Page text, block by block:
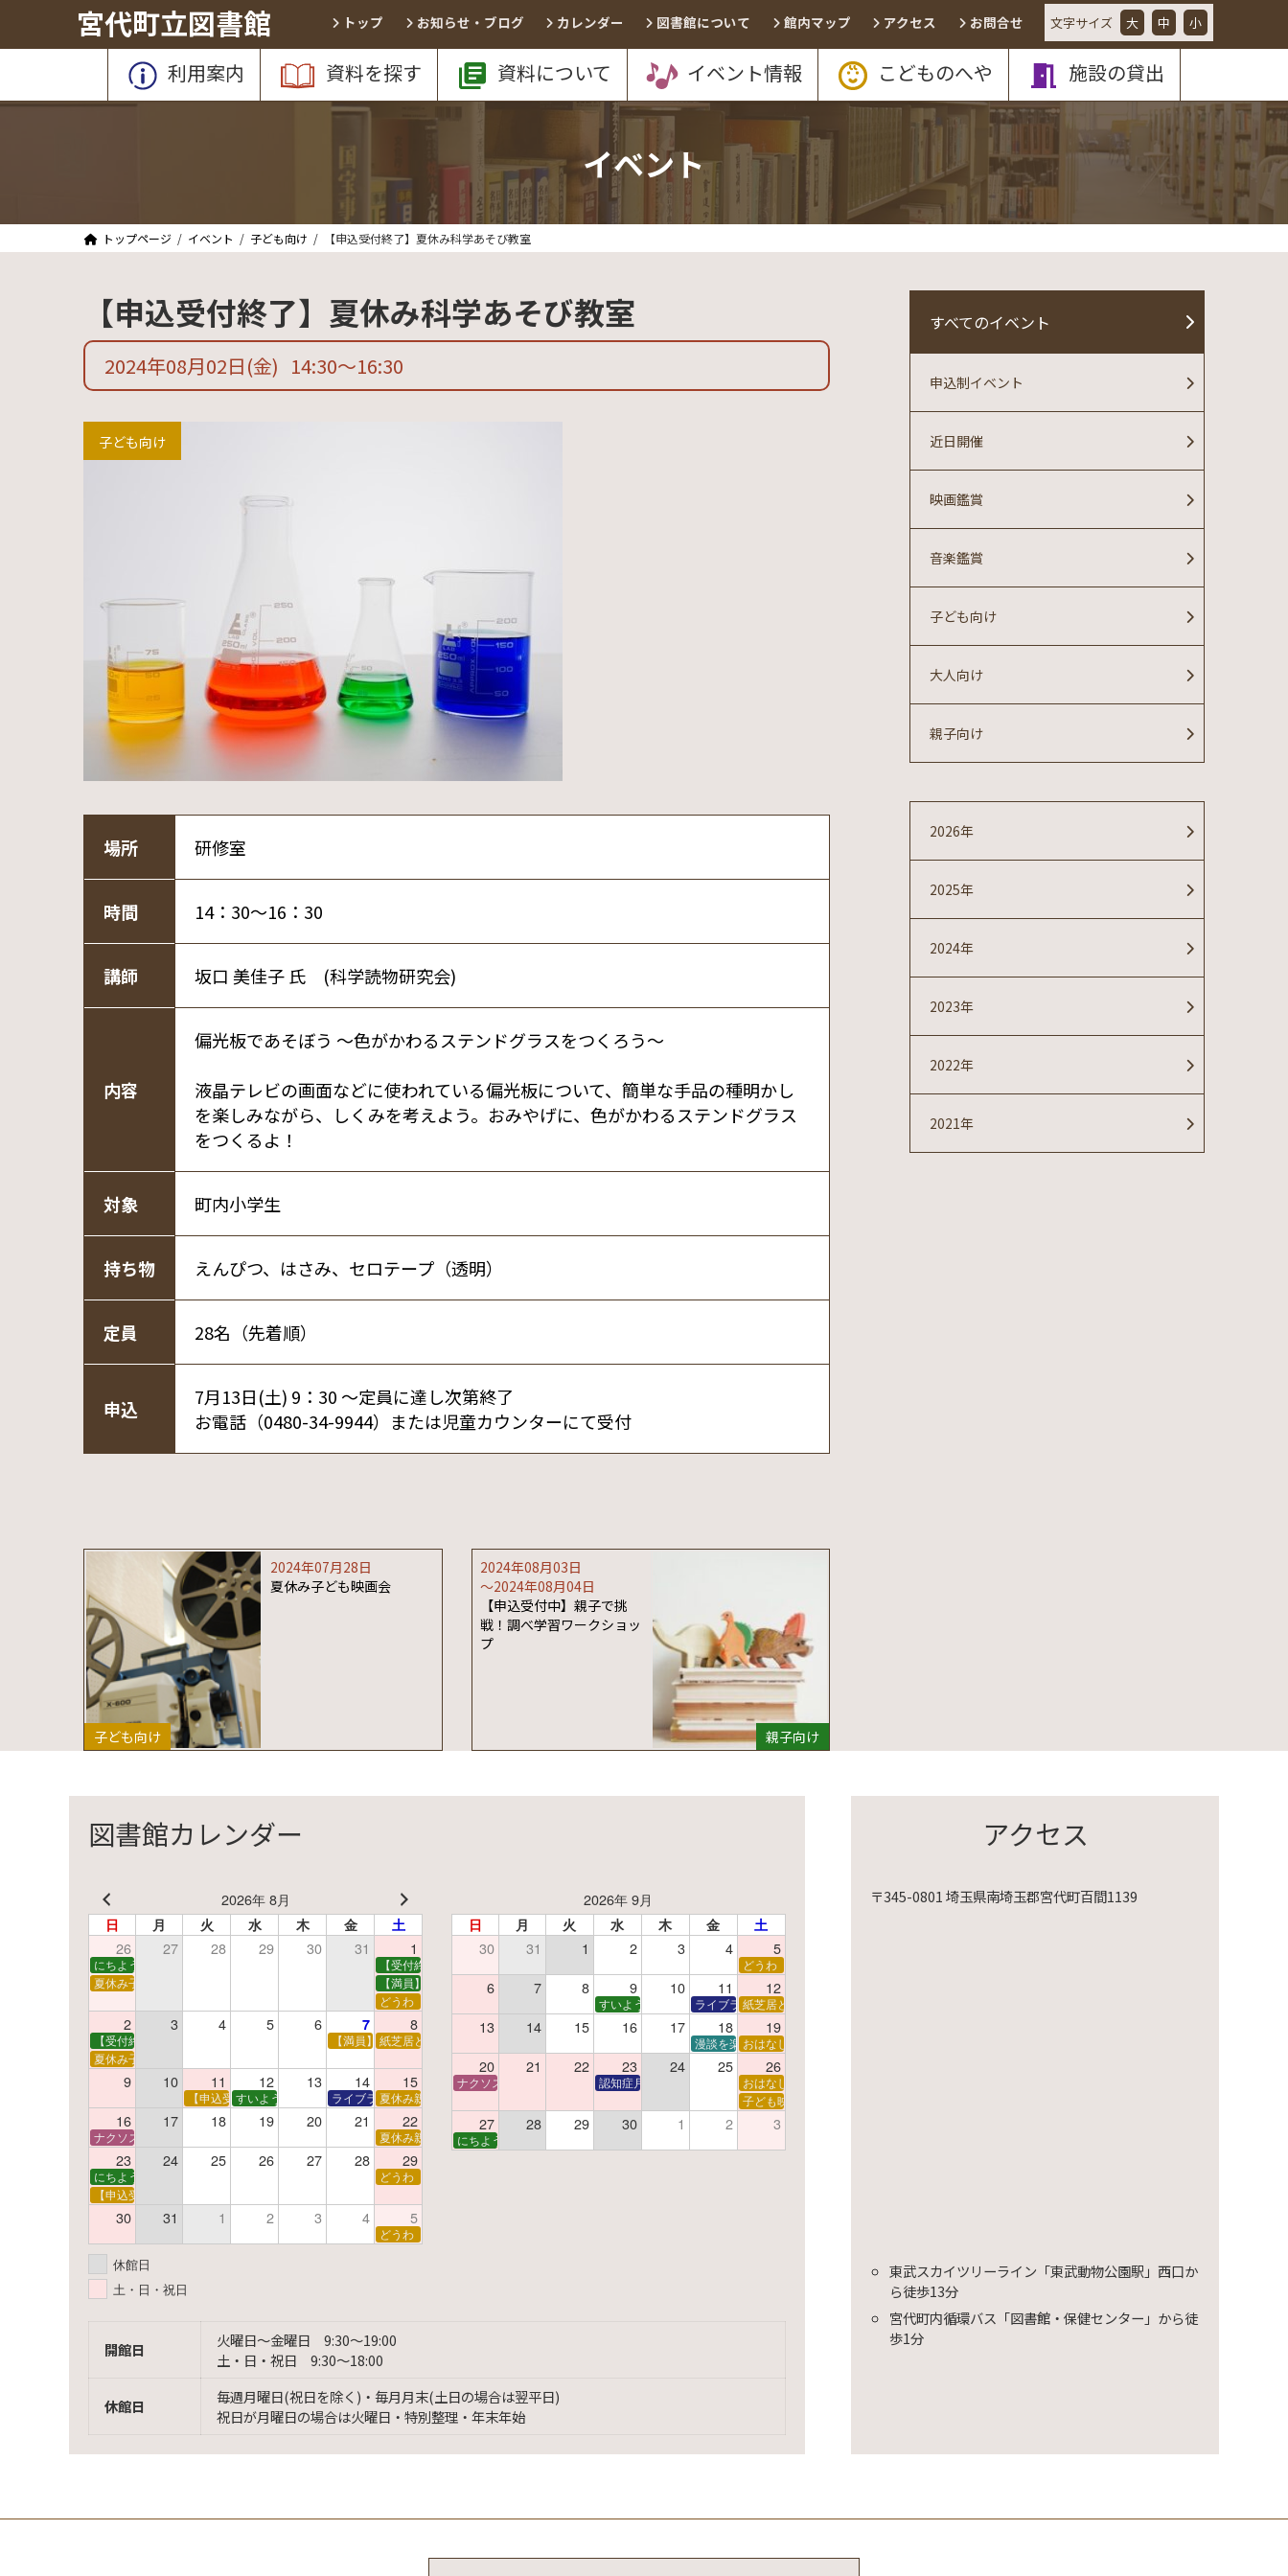
テ
ツ
ゲ
シ
宮代町立図書館 文字サイズ 大 中 小
トップ お知らせ・ブログ カレンダー 図書館について 館内マップ アクセス お問合せ
利用案内 資料を探す 資料について イベント情報 こどものへや 施設の貸出
イベント
トップページ イベント 子ども向け 【申込受付終了】夏休み科学あそび教室
【申込受付終了】夏休み科学あそび教室
2024年08月02日(金) 14:30〜16:30
子ども向け
場所 研修室
時間 14：30～16：30
講師 坂口 美佳子 氏 (科学読物研究会)
内容
偏光板であそぼう ～色がかわるステンドグラスをつくろう～
液晶テレビの画面などに使われている偏光板について、簡単な手品の種明かし
を楽しみながら、しくみを考えよう。おみやげに、色がかわるステンドグラス
をつくるよ！
対象 町内小学生
持ち物 えんぴつ、はさみ、セロテープ（透明）
定員 28名（先着順）
申込
7月13日(土) 9：30 ～定員に達し次第終了
お電話（0480-34-9944）または児童カウンターにて受付
子ども向け
2024年07月28日
夏休み子ども映画会
親子向け
2024年08月03日
〜2024年08月04日
【申込受付中】親子で挑
戦！調べ学習ワークショッ
プ
すべてのイベント
親子向け
大人向け
子ども向け
音楽鑑賞
映画鑑賞
近日開催
申込制イベント
2026年
2025年
2024年
2023年
2022年
2021年
図書館カレンダー
2026年 8月
日 月 火 水 木 金 土
26 27 28 29 30 31 1
にちようえほん
【受付終了】親子で挑戦！調べ学習ワークショップ
夏休み子ども映画会
【満員】夏休み読書感想文教室
どうわ
2 3 4 5 6 7 8
【受付終了】親子で挑戦！調べ学習ワークショップ【満員】夏休み科学あそび教室
紙芝居と折り紙
夏休み子ども平和映画会
9 10 11 12 13 14 15
【申込受付中】夏休みおはなし工作会
すいようえほん ライブラリーシアター
夏休み親子で楽しむおはなしと映画の会
16 17 18 19 20 21 22
ナクソス音楽会 第5回 NHK交響楽団創立100年 夏休み親子で楽しむおはなしと映画の会
23 24 25 26 27 28 29
にちようえほん
どうわ
【申込受付中】ゆうべのこわ～いおはなし会
30 31 1 2 3 4 5
どうわ
2026年 9月
日 月 火 水 木 金 土
30 31 1 2 3 4 5
どうわ
6 7 8 9 10 11 12
すいようえほん ライブラリーシアター
紙芝居と折り紙
13 14 15 16 17 18 19
漫談を楽しむ会 ～漫談DVD上映会～
おはなし会
20 21 22 23 24 25 26
ナクソス音楽会 第6回 宇宙を感じるクラシック認知症月間 特別映画会「調査屋マオさんの恋文」
おはなし会
子ども映画会
27 28 29 30 1 2 3
にちようえほん
休館日
土・日・祝日
開館日
火曜日〜金曜日 9:30〜19:00
土・日・祝日 9:30〜18:00
休館日
毎週月曜日(祝日を除く)・毎月月末(土日の場合は翌平日)
祝日が月曜日の場合は火曜日・特別整理・年末年始
アクセス
〒345-0801 埼玉県南埼玉郡宮代町百間1139
東武スカイツリーライン「東武動物公園駅」西口か
ら徒歩13分
宮代町内循環バス「図書館・保健センター」から徒
歩1分